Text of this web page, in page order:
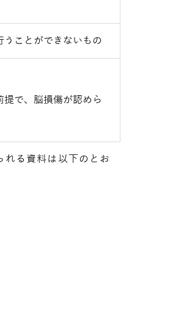
ことができないもの
で、脳損傷が認めら
れる資料は以下のとお